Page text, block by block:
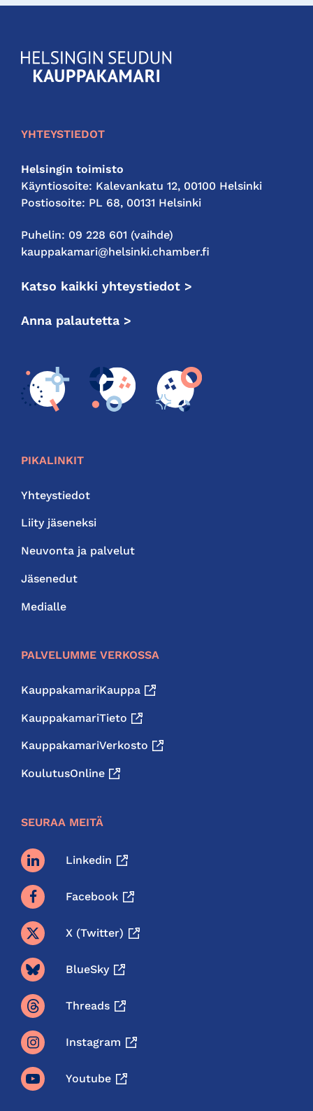
KauppakamariHelsingin
seudun
YHTEYSTIEDOT
Helsingin toimisto
Käyntiosoite: Kalevankatu 12, 00100 Helsinki
Postiosoite: PL 68, 00131 Helsinki
Puhelin: 09 228 601 (vaihde)
kauppakamari@helsinki.chamber.fi
Katso kaikki yhteystiedot >
Anna palautetta >
PIKALINKIT
Yhteystiedot
Liity jäseneksi
Neuvonta ja palvelut
Jäsenedut
Medialle
PALVELUMME VERKOSSA
KauppakamariKauppa
KauppakamariTieto
KauppakamariVerkosto
KoulutusOnline
SEURAA MEITÄ
Linkedin
Facebook
X (twitter)
BlueSky
Threads
Instagram
Youtube